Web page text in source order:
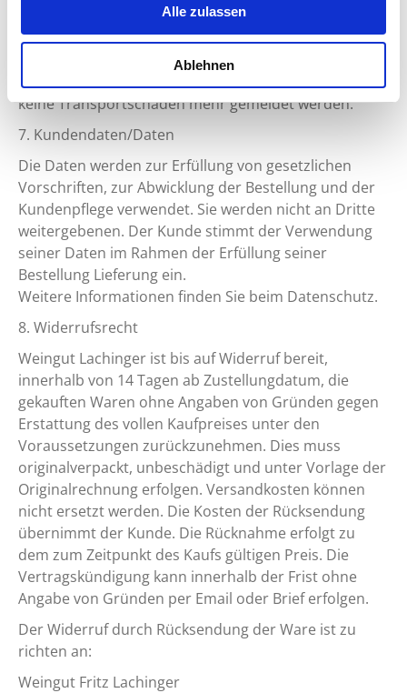
Alle zulassen
Ablehnen
berechtigt, bei Mängeln der Waren vom Vertrag
zurückzutreten. Hierzu muss der Kunde die War
zurücksenden. Nach dem Zeitpunkt des
Gefahrenübergangs vom Transportpartner können
keine Transportschäden mehr gemeldet werden.
7. Kundendaten/Daten
Die Daten werden zur Erfüllung von gesetzlichen
Vorschriften, zur Abwicklung der Bestellung und der
Kundenpflege verwendet. Sie werden nicht an Dritte
weitergebenen. Der Kunde stimmt der Verwendung
seiner Daten im Rahmen der Erfüllung seiner
Bestellung Lieferung ein.
Weitere Informationen finden Sie beim Datenschutz.
8. Widerrufsrecht
Weingut Lachinger ist bis auf Widerruf bereit,
innerhalb von 14 Tagen ab Zustellungdatum, die
gekauften Waren ohne Angaben von Gründen gegen
Erstattung des vollen Kaufpreises unter den
Voraussetzungen zurückzunehmen. Dies muss
originalverpackt, unbeschädigt und unter Vorlage der
Originalrechnung erfolgen. Versandkosten können
nicht ersetzt werden. Die Kosten der Rücksendung
übernimmt der Kunde. Die Rücknahme erfolgt zu
dem zum Zeitpunkt des Kaufs gültigen Preis. Die
Vertragskündigung kann innerhalb der Frist ohne
Angabe von Gründen per Email oder Brief erfolgen.
Der Widerruf durch Rücksendung der Ware ist zu
richten an:
Weingut Fritz Lachinger